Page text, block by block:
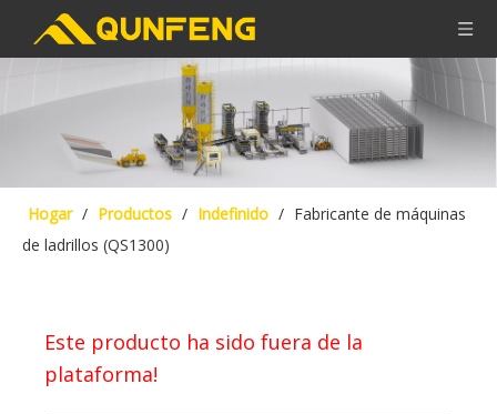
Hogar / Productos / Indefinido / Fabricante de máquinas
de ladrillos (QS1300)
Este producto ha sido fuera de la
plataforma!